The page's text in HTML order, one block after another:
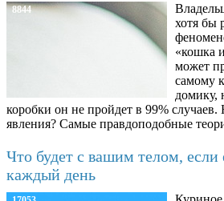
8844
хотя бы
«кошка
может
самому
домику,
коробки он не пройдет в 99% случаев.
явления? Самые правдоподобные
Что будет с вашим телом, если
каждый день